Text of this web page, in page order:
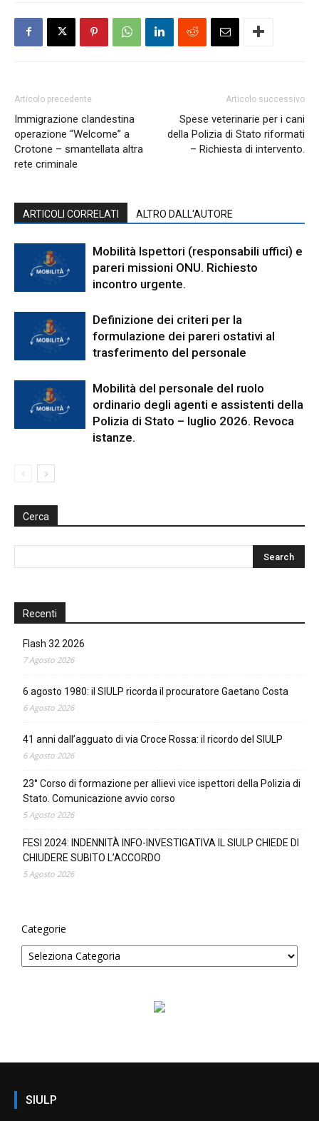
Articolo precedente
Immigrazione clandestina
operazione “Welcome” a
Crotone – smantellata altra
rete criminale
Articolo successivo
Spese veterinarie per i cani
della Polizia di Stato riformati
– Richiesta di intervento.
ARTICOLI CORRELATI ALTRO DALL'AUTORE
Mobilità Ispettori (responsabili uffici) e
pareri missioni ONU. Richiesto
incontro urgente.
Definizione dei criteri per la
formulazione dei pareri ostativi al
trasferimento del personale
Mobilità del personale del ruolo
ordinario degli agenti e assistenti della
Polizia di Stato – luglio 2026. Revoca
istanze.
Cerca
Recenti
Flash 32 2026
7 Agosto 2026
6 agosto 1980: il SIULP ricorda il procuratore Gaetano Costa
6 Agosto 2026
41 anni dall’agguato di via Croce Rossa: il ricordo del SIULP
6 Agosto 2026
23° Corso di formazione per allievi vice ispettori della Polizia di
Stato. Comunicazione avvio corso
5 Agosto 2026
FESI 2024: INDENNITÀ INFO-INVESTIGATIVA IL SIULP CHIEDE DI
CHIUDERE SUBITO L’ACCORDO
5 Agosto 2026
Categorie
SIULP